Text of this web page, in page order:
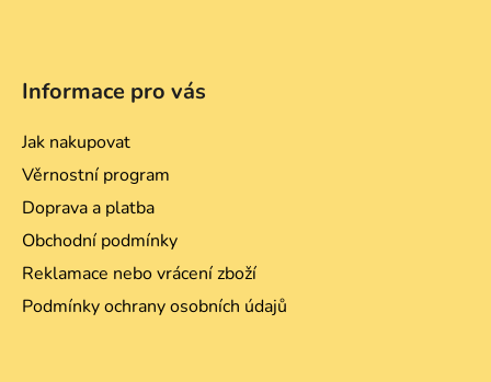
Informace pro vás
Jak nakupovat
Věrnostní program
Doprava a platba
Obchodní podmínky
Reklamace nebo vrácení zboží
Podmínky ochrany osobních údajů